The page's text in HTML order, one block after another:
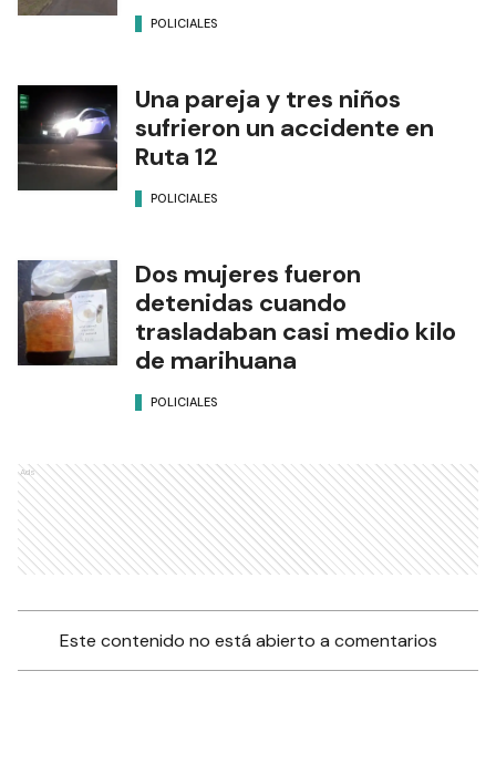
POLICIALES
Una pareja y tres niños
sufrieron un accidente en
Ruta 12
POLICIALES
Dos mujeres fueron
detenidas cuando
trasladaban casi medio kilo
de marihuana
POLICIALES
Ads
Este contenido no está abierto a comentarios